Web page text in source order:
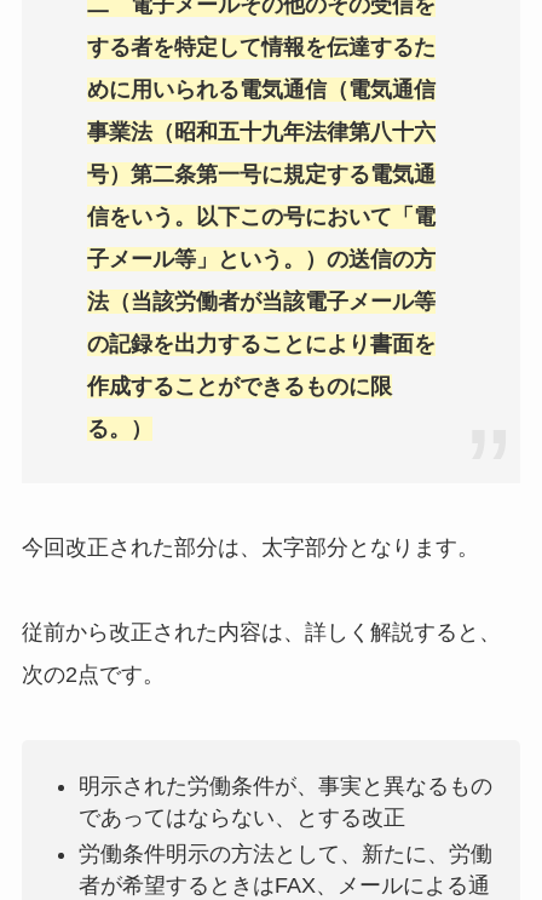
する者を特定して情報を伝達するた
めに用いられる電気通信（電気通信
事業法（昭和五十九年法律第八十六
号）第二条第一号に規定する電気通
信をいう。以下この号において「電
子メール等」という。）の送信の方
法（当該労働者が当該電子メール等
の記録を出力することにより書面を
作成することができるものに限
る。）
今回改正された部分は、太字部分となります。
従前から改正された内容は、詳しく解説すると、
次の2点です。
明示された労働条件が、事実と異なるもの
であってはならない、とする改正
労働条件明示の方法として、新たに、労働
者が希望するときはFAX、メールによる通